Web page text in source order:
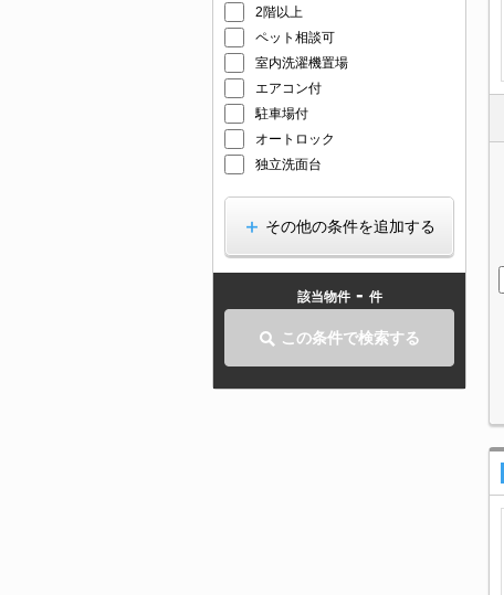
2階以上
ペット相談可
室内洗濯機置場
エアコン付
駐車場付
オートロック
独立洗面台
その他の条件を追加する
該当物件 - 件
この条件で検索する